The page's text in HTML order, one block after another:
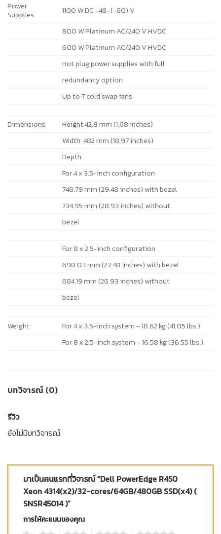
Power
Supplies
1100 W DC -48–(-60) V
800 W Platinum AC/240 V HVDC
600 W Platinum AC/240 V HVDC
Hot plug power supplies with full
redundancy option
Up to 7 cold swap fans
Dimensions
Height 42.8 mm (1.68 inches)
Width 482 mm (18.97 inches)
Depth
For 4 x 3.5-inch configuration
748.79 mm (29.48 inches) with bezel
734.95 mm (28.93 inches) without
bezel
For 8 x 2.5-inch configuration
698.03 mm (27.48 inches) with bezel
684.19 mm (26.93 inches) without
bezel
Weight
For 4 x 3.5-inch system – 18.62 kg (41.05 lbs.)
For 8 x 2.5-inch system – 16.58 kg (36.55 lbs.)
บทวิจารณ์ (0)
รีวิว
ยังไม่มีบทวิจารณ์
มาเป็นคนแรกที่วิจารณ์ “Dell PowerEdge R450
Xeon 4314(x2)/32-cores/64GB/480GB SSD(x4) (
SNSR45014 )”
การให้คะแนนของคุณ